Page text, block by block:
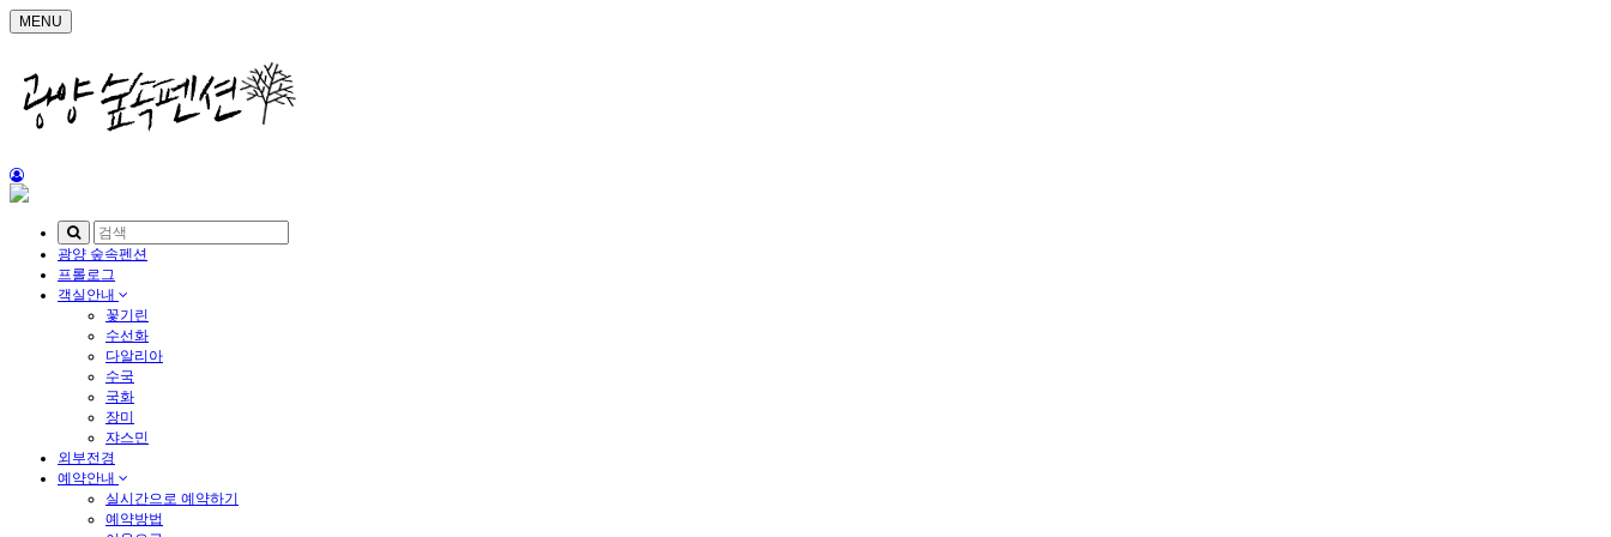
MENU
광양 숲속펜션
프롤로그
객실안내
꽃기린
수선화
다알리아
수국
국화
장미
쟈스민
외부전경
예약안내
실시간으로 예약하기
예약방법